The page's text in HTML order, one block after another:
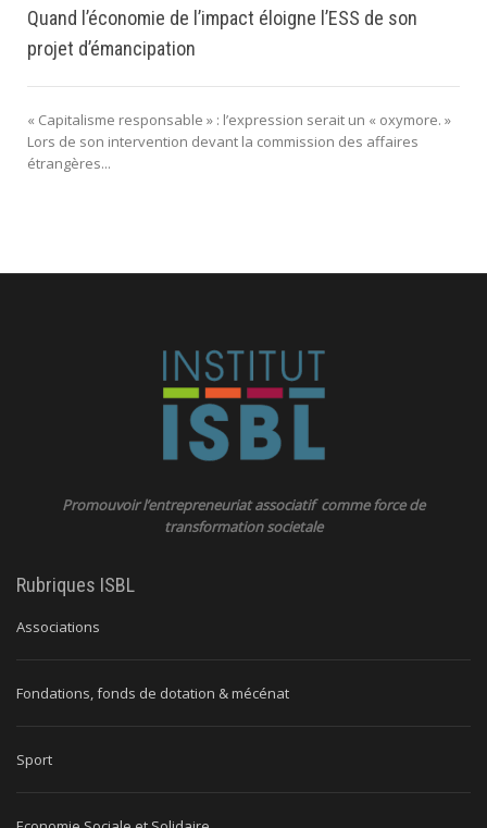
Quand l’économie de l’impact éloigne l’ESS de son
projet d’émancipation
« Capitalisme responsable » : l’expression serait un « oxymore. »
Lors de son intervention devant la commission des affaires
étrangères...
Promouvoir l’entrepreneuriat associatif comme force de
transformation societale
Rubriques ISBL
Associations
Fondations, fonds de dotation & mécénat
Sport